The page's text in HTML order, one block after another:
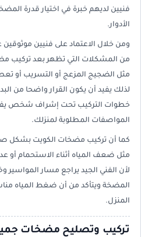
فنيين لديهم خبرة في اختيار قدرة
الأدوار.
ومن خلال الاعتماد على فنيين
من المشكلات التي تظهر بعد تركيب
مثل الضجيج المزعج أو التسريب أو
لذلك يفيد أن يكون القرار واضحا من
خطوات التركيب تحت إشراف شخص
المواصفات المطلوبة لمنزلك.
كما أن تركيب مضخات الكويت بشكل
مثل ضعف المياه أثناء الاستحمام أو
لأن الفني الجيد يراجع مسار المواسير
المضخة ويتأكد من أن ضغط المياه
المنزل.
تركيب وتصليح مضخات